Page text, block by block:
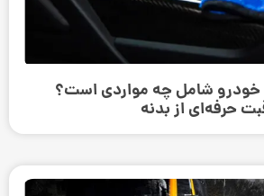
شامل چه مواردی است؟
حرفه‌ای از بدنه